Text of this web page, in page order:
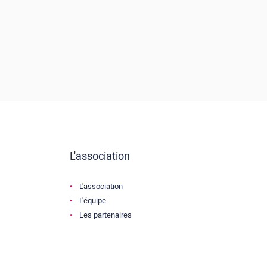
L'association
L'association
L'équipe
Les partenaires